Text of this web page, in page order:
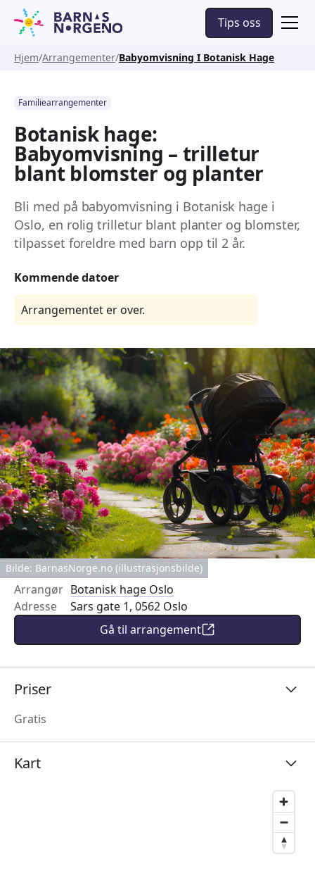
Tips oss
Hjem Arrangementer Babyomvisning I Botanisk Hage
Familiearrangementer
Botanisk hage:
Babyomvisning – trilletur
blant blomster og planter
Bli med på babyomvisning i Botanisk hage i
Oslo, en rolig trilletur blant planter og blomster,
tilpasset foreldre med barn opp til 2 år.
Kommende datoer
Arrangementet er over.
Bilde: BarnasNorge.no (illustrasjonsbilde)
Arrangør Botanisk hage Oslo
Adresse
Sars gate 1, 0562 Oslo
Gå til arrangement
Priser
Gratis
Kart